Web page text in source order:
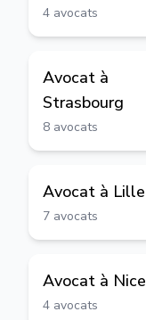
4 avocats
Avocat à
Strasbourg
8 avocats
Avocat à Lille
7 avocats
Avocat à Nice
4 avocats